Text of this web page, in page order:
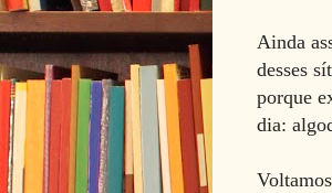
Ainda
desses
porque
dia: